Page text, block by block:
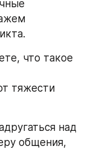
что такое
тяжести
над
общения,